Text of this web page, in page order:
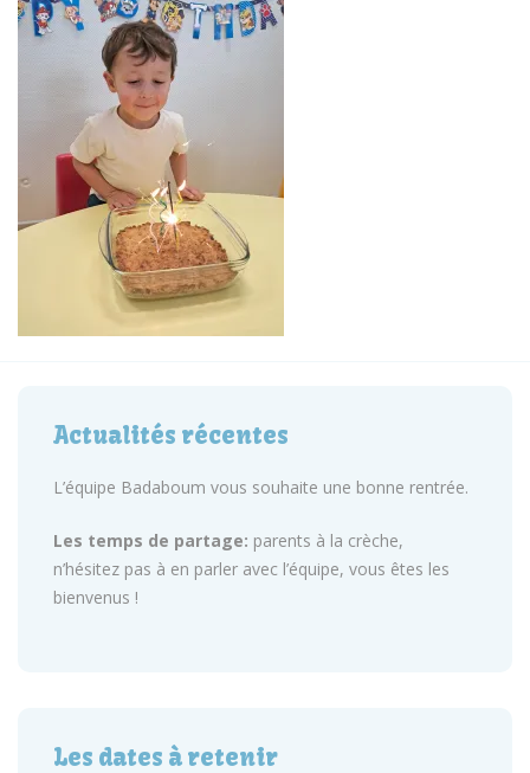
Actualités récentes
L’équipe Badaboum vous souhaite une bonne rentrée.
Les temps de partage: parents à la crèche,
n’hésitez pas à en parler avec l’équipe, vous êtes les
bienvenus !
Les dates à retenir